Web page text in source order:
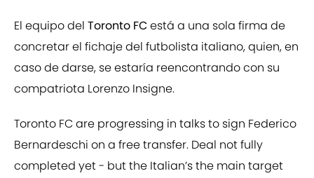
El equipo del Toronto FCestá a una sola firma de
concretar el fichaje del futbolista italiano, quien, en
caso de darse, se estaría reencontrando con su
compatriota Lorenzo Insigne.
Toronto FC are progressing in talks to sign Federico
Bernardeschi on a free transfer. Deal not fully
completed yet - but the Italian’s the main target